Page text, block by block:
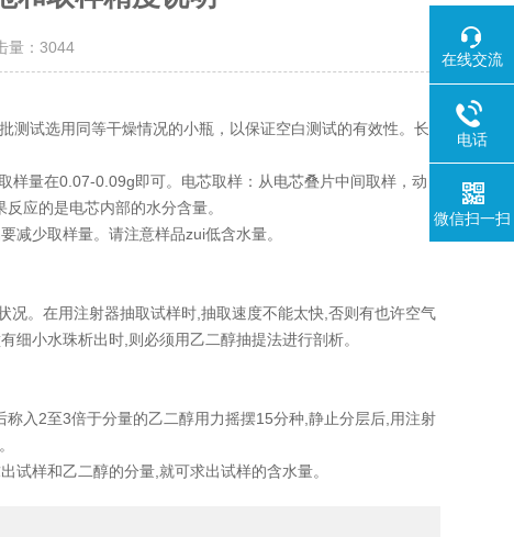
量：3044
试选用同等干燥情况的小瓶，以保证空白测试的有效性。长
样量在0.07-0.09g即可。电芯取样：从电芯叠片中间取样，动
应的是电芯内部的水分含量。
减少取样量。请注意样品zui低含水量。
。在用注射器抽取试样时,抽取速度不能太快,否则有也许空气
细小水珠析出时,则必须用乙二醇抽提法进行剖析。
入2至3倍于分量的乙二醇用力摇摆15分种,静止分层后,用注射
试样和乙二醇的分量,就可求出试样的含水量。
在线交流
电话
微信扫一扫